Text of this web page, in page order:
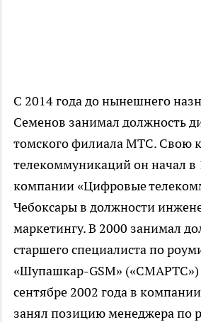
С 2014 года до нынешнего
Семенов занимал должность
томского филиала МТС. Свою
телекоммуникаций он начал в
компании «Цифровые
Чебоксары в должности
маркетингу. В 2000 занимал
старшего специалиста по
«Шупашкар-GSM» («СМАРТС»)
сентябре 2002 года в
занял позицию менеджера по